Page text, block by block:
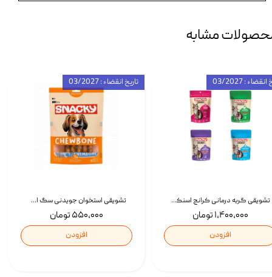
مشابه
تشویقی استخوان جویدنی سگ اسنکی کرانچی با طعم مرغ Snacky Crunchy Munchy وزن 100 گرم
۵۵۰,۰۰۰ تومان
افزودن
تاریخ انقضاء : 03/2027
تشویقی گربه درمانی کرانچ اسنکی با طعم میکس Snacky Crunch Cat Treats وزن 60 گرم بسته 4 عددی
۱,۴۰۰,۰۰۰ تومان
افزودن
: 03/2027